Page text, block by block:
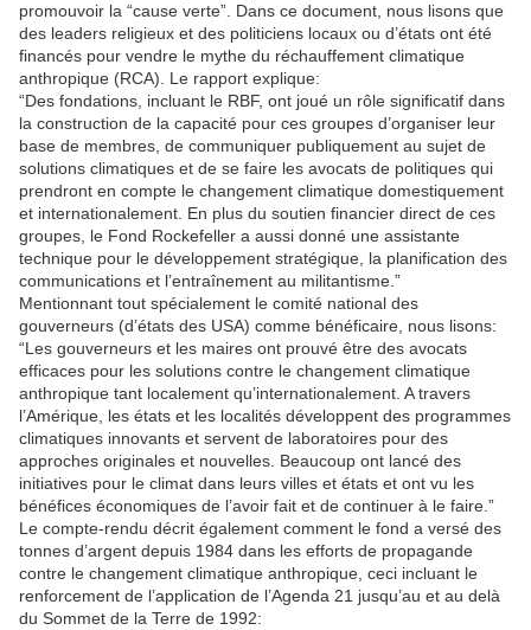
promouvoir la “cause verte”. Dans ce document, nous lisons que
des leaders religieux et des politiciens locaux ou d’états ont été
financés pour vendre le mythe du réchauffement climatique
anthropique (RCA). Le rapport explique:
“Des fondations, incluant le RBF, ont joué un rôle significatif dans
la construction de la capacité pour ces groupes d’organiser leur
base de membres, de communiquer publiquement au sujet de
solutions climatiques et de se faire les avocats de politiques qui
prendront en compte le changement climatique domestiquement
et internationalement. En plus du soutien financier direct de ces
groupes, le Fond Rockefeller a aussi donné une assistante
technique pour le développement stratégique, la planification des
communications et l’entraînement au militantisme.”
Mentionnant tout spécialement le comité national des
gouverneurs (d’états des USA) comme bénéficaire, nous lisons:
“Les gouverneurs et les maires ont prouvé être des avocats
efficaces pour les solutions contre le changement climatique
anthropique tant localement qu’internationalement. A travers
l’Amérique, les états et les localités développent des programmes
climatiques innovants et servent de laboratoires pour des
approches originales et nouvelles. Beaucoup ont lancé des
initiatives pour le climat dans leurs villes et états et ont vu les
bénéfices économiques de l’avoir fait et de continuer à le faire.”
Le compte-rendu décrit également comment le fond a versé des
tonnes d’argent depuis 1984 dans les efforts de propagande
contre le changement climatique anthropique, ceci incluant le
renforcement de l’application de l’Agenda 21 jusqu’au et au delà
du Sommet de la Terre de 1992: